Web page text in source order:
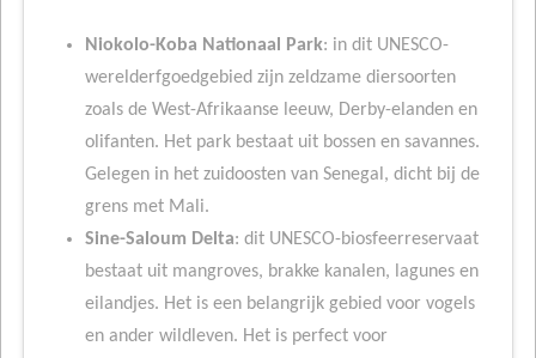
Niokolo-Koba Nationaal Park: in dit UNESCO-
werelderfgoedgebied zijn zeldzame diersoorten
zoals de West-Afrikaanse leeuw, Derby-elanden en
olifanten. Het park bestaat uit bossen en savannes.
Gelegen in het zuidoosten van Senegal, dicht bij de
grens met Mali.
Sine-Saloum Delta: dit UNESCO-biosfeerreservaat
bestaat uit mangroves, brakke kanalen, lagunes en
eilandjes. Het is een belangrijk gebied voor vogels
en ander wildleven. Het is perfect voor